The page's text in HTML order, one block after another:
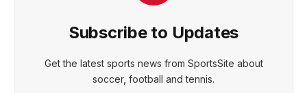
Subscribe to Updates
Get the latest sports news from SportsSite about
soccer, football and tennis.